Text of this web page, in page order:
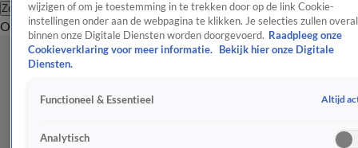
Zoeken
OverzichtEntertainmentSpraakmakendRealityCrimeVideo's
wijzigen of om je toestemming in te trekken door op de link Cookie-
instellingen onder aan de webpagina te klikken. Je selecties zullen overal
binnen onze Digitale Diensten worden doorgevoerd. Raadpleeg onze
Cookieverklaring voor meer informatie.
Bekijk hier onze Digitale
Diensten.
Functioneel & Essentieel Altijd
Analytisch